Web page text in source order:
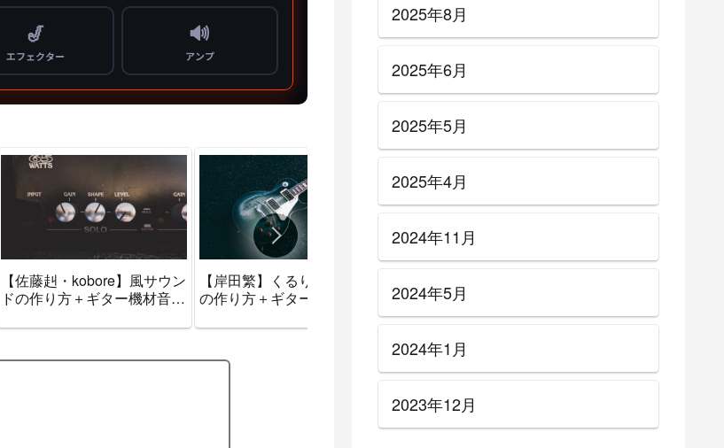
【佐藤赳・kobore】風サウン
ドの作り方＋ギター機材音作
フェクター・アンプ】
【岸田繁】くるり風サウンド
の作り方＋ギター機材音作り
セッティングのまとめ【エフ
ェクター・アンプ】
ドの作り方＋ギター機材音作
りセッティングのまとめ【エ
2025年8月
2025年6月
2025年5月
2025年4月
2024年11月
2024年5月
2024年1月
2023年12月